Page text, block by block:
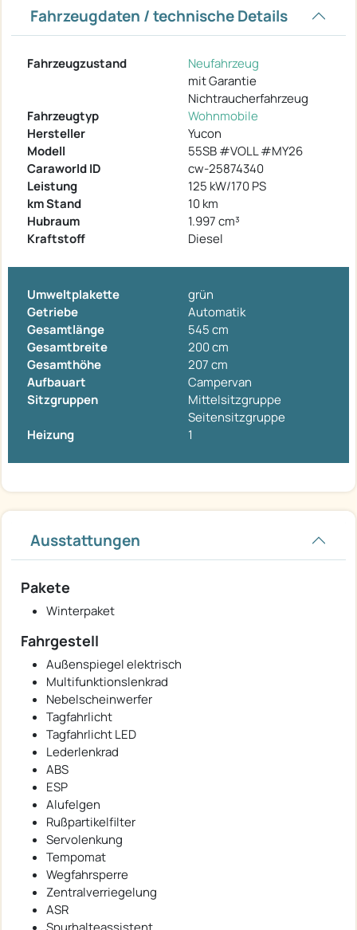
Fahrzeugdaten / technische Details
Fahrzeugzustand
Neufahrzeug
mit Garantie
Nichtraucherfahrzeug
Fahrzeugtyp
Wohnmobile
Hersteller
Yucon
Modell
55SB #VOLL #MY26
Caraworld ID
cw-25874340
Leistung
125 kW/170 PS
km Stand
10 km
Hubraum
1.997 cm³
Kraftstoff
Diesel
Umweltplakette
grün
Getriebe
Automatik
Gesamtlänge
545 cm
Gesamtbreite
200 cm
Gesamthöhe
207 cm
Aufbauart
Campervan
Sitzgruppen
Mittelsitzgruppe
Seitensitzgruppe
Heizung
1
Ausstattungen
Pakete
Winterpaket
Fahrgestell
Außenspiegel elektrisch
Multifunktionslenkrad
Nebelscheinwerfer
Tagfahrlicht
Tagfahrlicht LED
Lederlenkrad
ABS
ESP
Alufelgen
Rußpartikelfilter
Servolenkung
Tempomat
Wegfahrsperre
Zentralverriegelung
ASR